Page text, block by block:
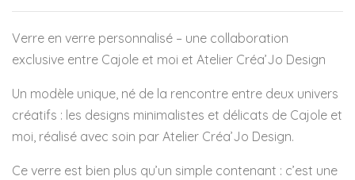
Verre en verre personnalisé – une collaboration
exclusive entre Cajole et moi et Atelier Créa’Jo Design
Un modèle unique, né de la rencontre entre deux univers
créatifs : les designs minimalistes et délicats de Cajole et
moi, réalisé avec soin par Atelier Créa’Jo Design.
Ce verre est bien plus qu’un simple contenant : c’est une